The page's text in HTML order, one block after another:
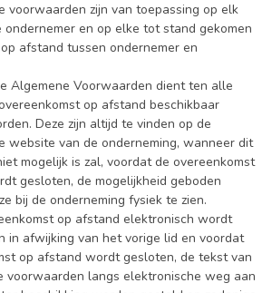
voorwaarden zijn van toepassing op elk
ondernemer en op elke tot stand gekomen
afstand tussen ondernemer en
Algemene Voorwaarden dient ten alle
op afstand beschikbaar
Deze zijn altijd te vinden op de
website van de onderneming, wanneer dit
mogelijk is zal, voordat de overeenkomst
gesloten, de mogelijkheid geboden
bij de onderneming fysiek te zien.
op afstand elektronisch wordt
in afwijking van het vorige lid en voordat
op afstand wordt gesloten, de tekst van
voorwaarden langs elektronische weg aan